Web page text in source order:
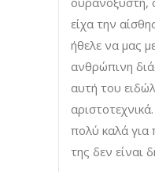
είχα την
ήθελε να μας
ανθρώπινη
αυτή του
πολύ καλά για
της δεν είναι